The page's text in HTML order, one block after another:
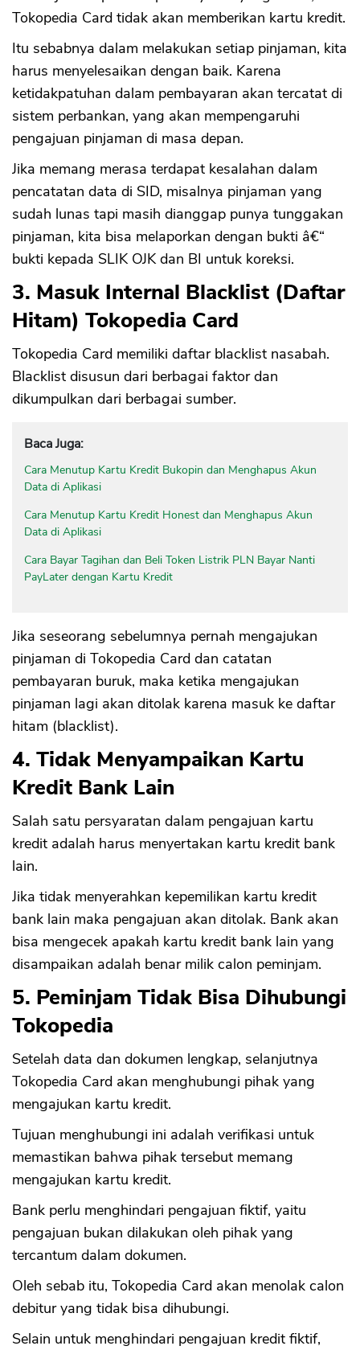
Tokopedia Card tidak akan memberikan kartu kredit.
Itu sebabnya dalam melakukan setiap pinjaman, kita
harus menyelesaikan dengan baik. Karena
ketidakpatuhan dalam pembayaran akan tercatat di
sistem perbankan, yang akan mempengaruhi
pengajuan pinjaman di masa depan.
Jika memang merasa terdapat kesalahan dalam
pencatatan data di SID, misalnya pinjaman yang
sudah lunas tapi masih dianggap punya tunggakan
pinjaman, kita bisa melaporkan dengan bukti â€“
bukti kepada SLIK OJK dan BI untuk koreksi.
3. Masuk Internal Blacklist (Daftar
Hitam) Tokopedia Card
Tokopedia Card memiliki daftar blacklist nasabah.
Blacklist disusun dari berbagai faktor dan
dikumpulkan dari berbagai sumber.
Baca Juga:
Cara Menutup Kartu Kredit Bukopin dan Menghapus Akun
Data di Aplikasi
Cara Menutup Kartu Kredit Honest dan Menghapus Akun
Data di Aplikasi
Cara Bayar Tagihan dan Beli Token Listrik PLN Bayar Nanti
PayLater dengan Kartu Kredit
Jika seseorang sebelumnya pernah mengajukan
pinjaman di Tokopedia Card dan catatan
pembayaran buruk, maka ketika mengajukan
pinjaman lagi akan ditolak karena masuk ke daftar
hitam (blacklist).
4. Tidak Menyampaikan Kartu
Kredit Bank Lain
Salah satu persyaratan dalam pengajuan kartu
kredit adalah harus menyertakan kartu kredit bank
lain.
Jika tidak menyerahkan kepemilikan kartu kredit
bank lain maka pengajuan akan ditolak. Bank akan
bisa mengecek apakah kartu kredit bank lain yang
disampaikan adalah benar milik calon peminjam.
5. Peminjam Tidak Bisa Dihubungi
Tokopedia
Setelah data dan dokumen lengkap, selanjutnya
Tokopedia Card akan menghubungi pihak yang
mengajukan kartu kredit.
Tujuan menghubungi ini adalah verifikasi untuk
memastikan bahwa pihak tersebut memang
mengajukan kartu kredit.
Bank perlu menghindari pengajuan fiktif, yaitu
pengajuan bukan dilakukan oleh pihak yang
tercantum dalam dokumen.
Oleh sebab itu, Tokopedia Card akan menolak calon
debitur yang tidak bisa dihubungi.
Selain untuk menghindari pengajuan kredit fiktif,